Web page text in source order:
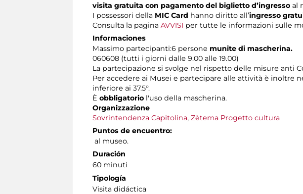
visita gratuita con pagamento del biglietto d’ingresso al
I possessori della MIC Card hanno diritto all’ingresso
Consulta la pagina AVVISI per tutte le informazioni sulle
Informaciones
Massimo partecipanti:6 persone munite di mascherina.
060608 (tutti i giorni dalle 9.00 alle 19.00)
La partecipazione si svolge nel rispetto delle misure anti
Per accedere ai Musei e partecipare alle attività è inoltre
inferiore ai 37.5°.
È obbligatorio l'uso della mascherina.
Organizzazione
Sovrintendenza Capitolina, Zètema Progetto cultura
Puntos de encuentro:
al museo.
Duración
60 minuti
Tipología
Visita didáctica